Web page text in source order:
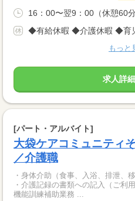
16：00〜翌9：00（休憩60
◆有給休暇 ◆介護休暇 ◆育
もっと
求人詳
[パート・アルバイト]
大袋ケアコミュニティ
／介護職
・身体介助（食事、入浴、排泄、
・介護記録の書類への記入（ご利
機能訓練補助業務 ...